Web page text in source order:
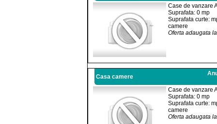
Case de vanzare
Suprafata: 0 mp
Suprafata curte:
camere
Oferta adaugata
Casa camere
Case de vanzare
Suprafata: 0 mp
Suprafata curte:
camere
Oferta adaugata